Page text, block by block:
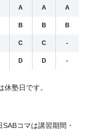
A A A
B B B
C C -
D D -
塾日です。
コマは講習期間・